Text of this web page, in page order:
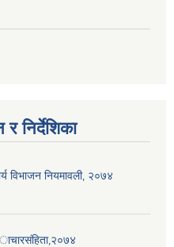
निर्देशिका
विभाजन नियमावली‚ २०७४